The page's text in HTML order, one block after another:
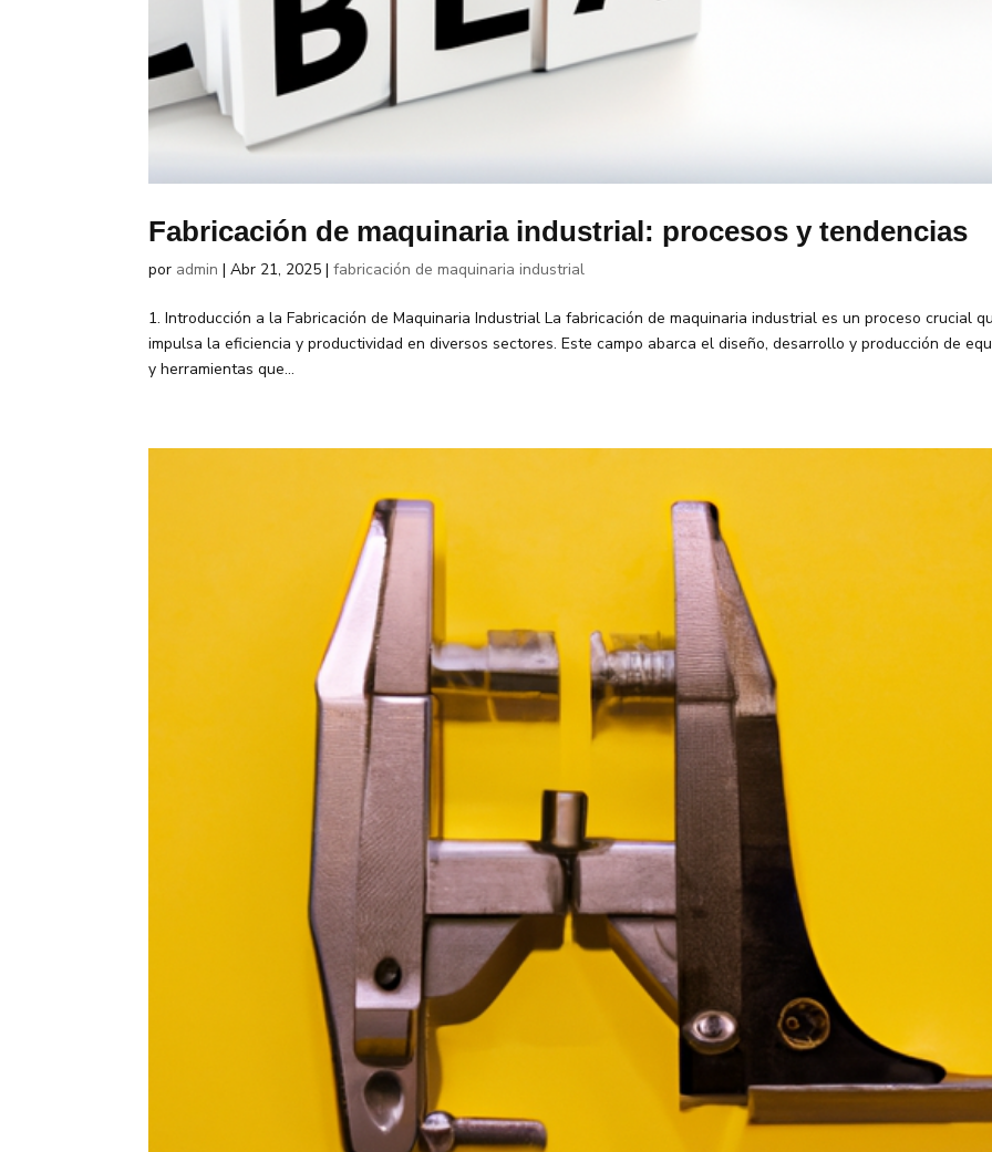
Fabricación de maquinaria industrial: procesos y tendencias
por admin |Abr 21, 2025 |fabricación de maquinaria industrial
1. Introducción a la Fabricación de Maquinaria Industrial La fabricación de maquinaria industrial es un proceso crucial
impulsa la eficiencia y productividad en diversos sectores. Este campo abarca el diseño, desarrollo y producción de
y herramientas que...